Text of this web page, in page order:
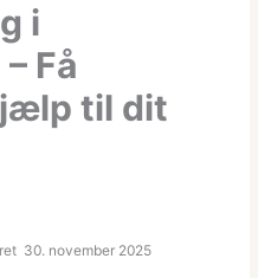
i
Få
til dit
30. november 2025